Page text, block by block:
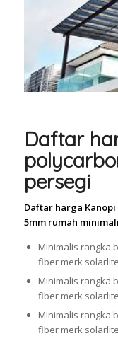
Daftar
persegi
Daftar harga
5mm rumah
Minimalis rangka
fiber merk solarlite
Minimalis rangka
fiber merk solarlite
Minimalis rangka
fiber merk solarlite